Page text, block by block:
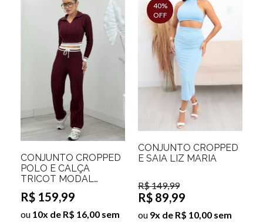
CONJUNTO CROPPED
POLO E CALÇA
TRICOT MODAL
ANTONELLE
R$ 159,99
ou 10x de R$ 16,00 sem
40%
OFF
CONJUNTO CROPPED
E SAIA LIZ MARIA
R$ 149,99
R$ 89,99
ou 9x de R$ 10,00 sem